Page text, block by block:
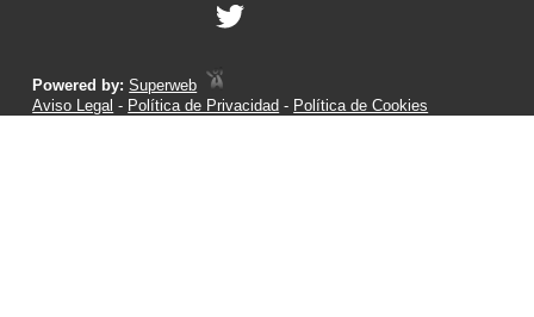
Powered by:Superweb
Aviso Legal - Política de Privacidad - Política de Cookies